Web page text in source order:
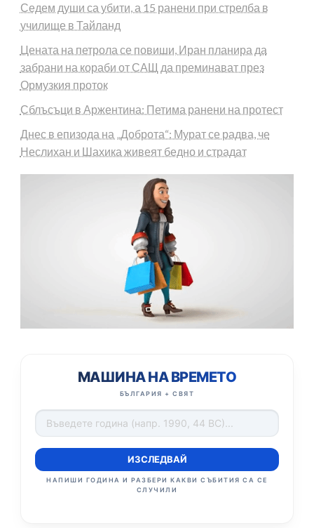
Седем души са убити, а 15 ранени при стрелба в
училище в Тайланд
Цената на петрола се повиши, Иран планира да
забрани на кораби от САЩ да преминават през
Ормузкия проток
Сблъсъци в Аржентина: Петима ранени на протест
Днес в епизода на „Доброта“: Мурат се радва, че
Неслихан и Шахика живеят бедно и страдат
МАШИНА НА ВРЕМЕТО
БЪЛГАРИЯ + СВЯТ
ИЗСЛЕДВАЙ
НАПИШИ ГОДИНА И РАЗБЕРИ КАКВИ СЪБИТИЯ СА СЕ
СЛУЧИЛИ